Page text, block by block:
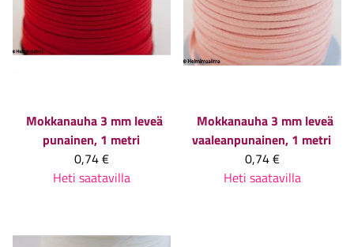
Mokkanauha 3 mm leveä
punainen, 1 metri
0,74 €
Heti saatavilla
Mokkanauha 3 mm leveä
vaaleanpunainen, 1 metri
0,74 €
Heti saatavilla